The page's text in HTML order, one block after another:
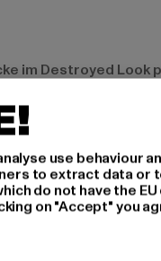
im Destroyed
Tops, Blusen oder
oder Schmuck
use behaviour
to extract data or
do not have the
on "Accept" you